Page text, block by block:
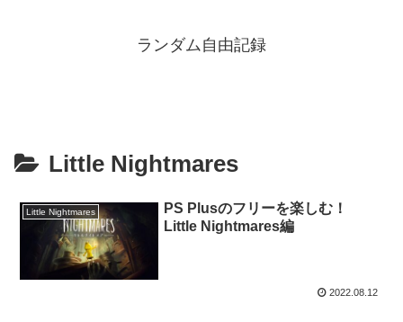
ランダム自由記録
Little Nightmares
Little Nightmares
PS Plusのフリーを楽しむ！
Little Nightmares編
2022.08.12